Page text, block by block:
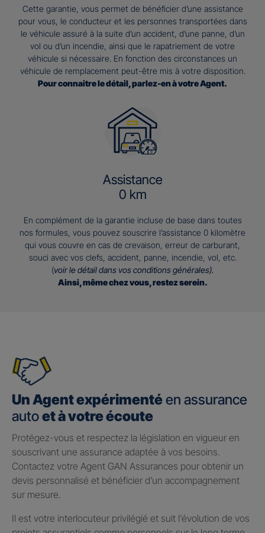
Cette garantie, vous permet de bénéficier d’une assistance
pour vous, le conducteur et les personnes transportées dans
le véhicule assuré à la suite d’un accident, d’une panne, d’un
vol ou d’un incendie, ainsi que le rapatriement de votre
véhicule si nécessaire. En fonction des circonstances un
véhicule de remplacement peut-être mis à votre disposition.
Pour connaitre le détail, parlez-en à votre Agent.
Assistance
0 km
En complément de la garantie incluse de base dans toutes
nos formules, vous pouvez souscrire l’assistance 0 kilomètre
qui vous couvre en cas de crevaison, erreur de carburant,
souci avec vos clefs, accident, panne, incendie, vol, etc.
(voir le détail dans vos conditions générales).
Ainsi, même chez vous, restez serein.
Un Agent expérimentéen assurance
autoet à votre écoute
Protégez-vous et respectez la législation en vigueur en
souscrivant une assurance adaptée à vos besoins.
Contactez votre Agent GAN Assurances pour obtenir un
devis personnalisé et bénéficier d’un accompagnement
sur mesure.
Il est votre interlocuteur privilégié et suit l’évolution de vos